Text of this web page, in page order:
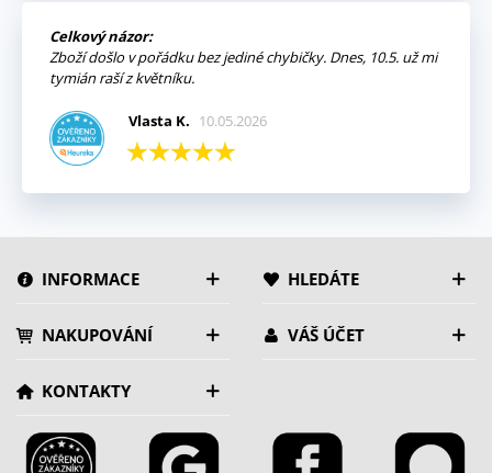
Celkový názor:
Zboží došlo v pořádku bez jediné chybičky. Dnes, 10.5. už mi
tymián raší z květníku.
Vlasta K. 10.05.2026
INFORMACE HLEDÁTE
NAKUPOVÁNÍ VÁŠ ÚČET
KONTAKTY